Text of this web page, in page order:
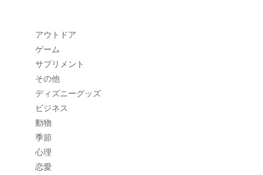
アウトドア
ゲーム
サプリメント
その他
ディズニーグッズ
ビジネス
動物
季節
心理
恋愛